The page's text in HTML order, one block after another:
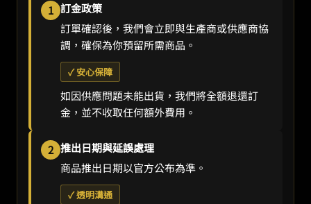
1 訂金政策
訂單確認後，我們會立即與生產商或供應商協
調，確保為你預留所需商品。
✓ 安心保障
如因供應問題未能出貨，我們將全額退還訂
金，並不收取任何額外費用。
2 推出日期與延誤處理
商品推出日期以官方公布為準。
✓ 透明溝通